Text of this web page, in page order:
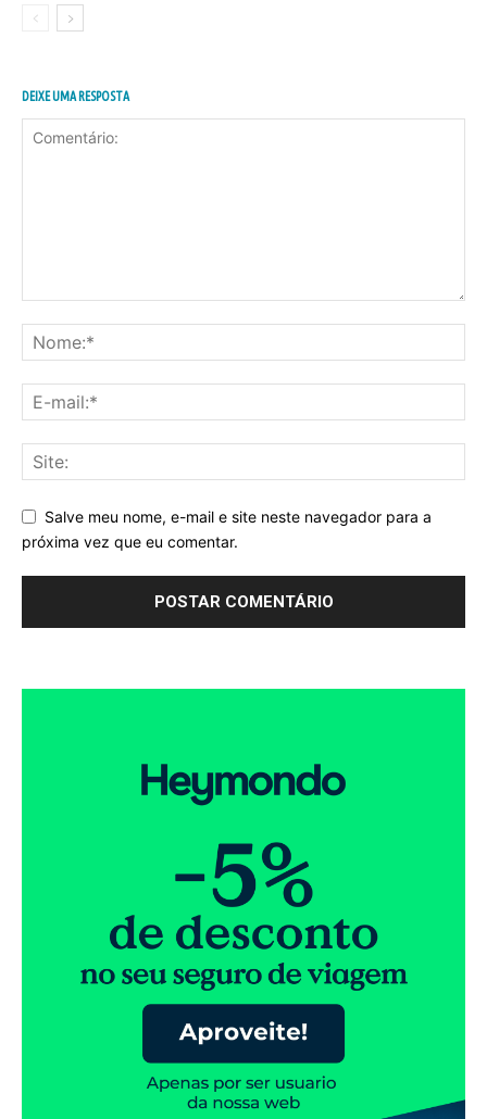
DEIXE UMA RESPOSTA
Salve meu nome, e-mail e site neste navegador para a
próxima vez que eu comentar.